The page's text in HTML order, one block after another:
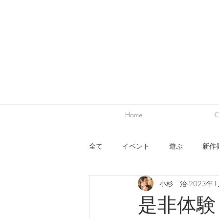
Home
全て イベント 遊ぶ 新作
ワークショップ 出展 デ
是非体
小杉 治 2023年1